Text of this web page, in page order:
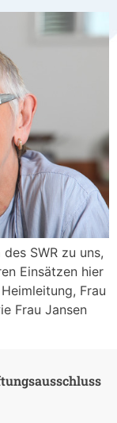
SWR zu uns,
Einsätzen hier
Frau
Frau Jansen